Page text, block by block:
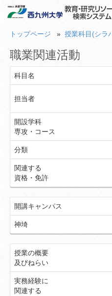
トップページ » 授業科目(シラ
職業関連活動
科目名
担当者
開設学科
専攻・コース
分類
関連する
資格・免許
開講キャンパス
神埼
授業の概要
及びねらい
実務経験に
関連する